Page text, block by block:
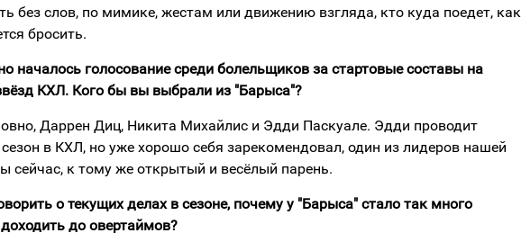
без слов, по мимике, жестам или движению взгляда, кто куда поедет, как
бросить.
началось голосование среди болельщиков за стартовые составы на
КХЛ. Кого бы вы выбрали из "Барыса"?
Даррен Диц, Никита Михайлис и Эдди Паскуале. Эдди проводит
в КХЛ, но уже хорошо себя зарекомендовал, один из лидеров нашей
сейчас, к тому же открытый и весёлый парень.
о текущих делах в сезоне, почему у "Барыса" стало так много
до овертаймов?